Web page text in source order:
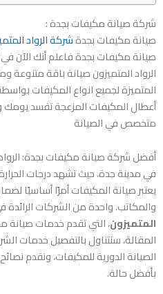
شركة صيانة مكيفات بجدة :
صيانة مكيفات بجدةشركة الرواد
صيانة مكيفات بجدة فاعلم أنك الآن
الرواد المتميزون صيانة باقة
المتميزة لجميع انواع المكيفات
أعطال المكيفات المزعجة تفسد يومك
متخصص في الصيانة
أفضل شركة صيانة مكيفات بجدة:
في مدينة جدة، حيث تشهد درجات
يعتبر صيانة المكيفات أمرًا أساسيًا
والمكاتب. واحدة من الشركات
المتميزون، التي تقدم خدمات
المقالة، سنتناول بالتفصيل خدمات
الصيانة الدورية للمكيفات، ونقدم
بأفضل حالة.